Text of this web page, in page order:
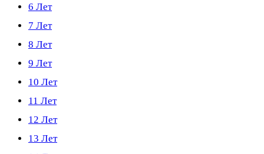
6 Лет
7 Лет
8 Лет
9 Лет
10 Лет
11 Лет
12 Лет
13 Лет